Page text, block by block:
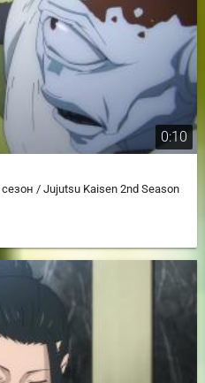
0:10
/ Jujutsu Kaisen 2nd Season